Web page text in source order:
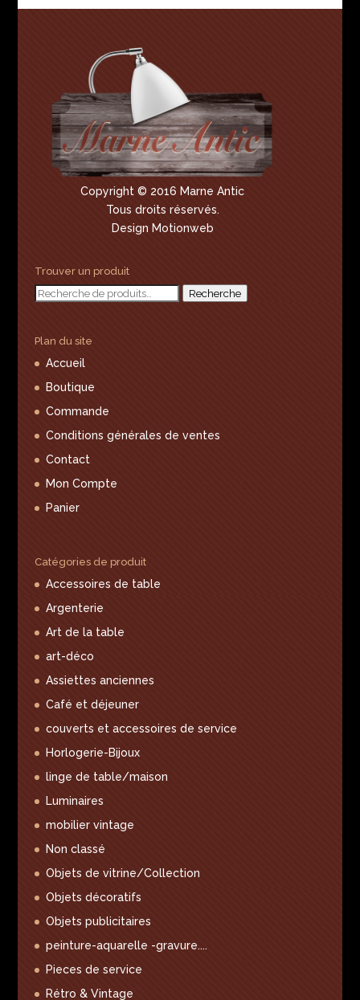
Copyright © 2016 Marne Antic
Tous droits réservés.
Design Motionweb
Trouver un produit
Recherche
Recherche
Plan du site
Accueil
Boutique
Commande
Conditions générales de ventes
Contact
Mon Compte
Panier
Catégories de produit
Accessoires de table
Argenterie
Art de la table
art-déco
Assiettes anciennes
Café et déjeuner
couverts et accessoires de service
Horlogerie-Bijoux
linge de table/maison
Luminaires
mobilier vintage
Non classé
Objets de vitrine/Collection
Objets décoratifs
Objets publicitaires
peinture-aquarelle -gravure....
Pieces de service
Rétro & Vintage